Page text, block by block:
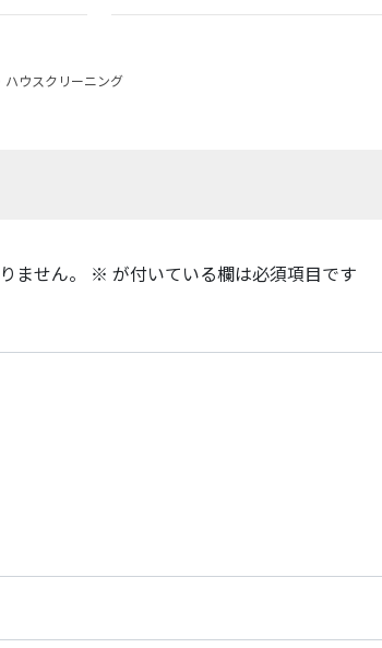
ハウスクリーニング
ません。 ※ が付いている欄は必須項目です